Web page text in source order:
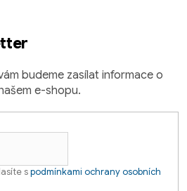
budeme zasílat informace o
e-shopu.
spodmínkami ochrany osobních